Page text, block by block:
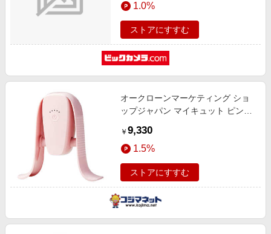
1.0%
ストアにすすむ
オークローンマーケティング ショ
ップジャパン マイキュット ピンク
￥ 9,330
1.5%
ストアにすすむ